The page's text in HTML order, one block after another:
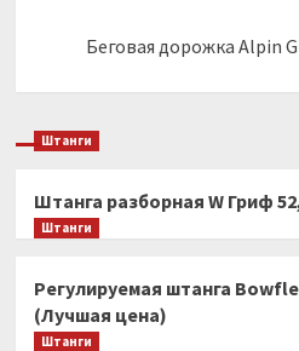
Беговая дорожка Alpin
Штанги
Штанга разборная W Гриф
Штанги
Регулируемая штанга
(Лучшая цена)
Штанги